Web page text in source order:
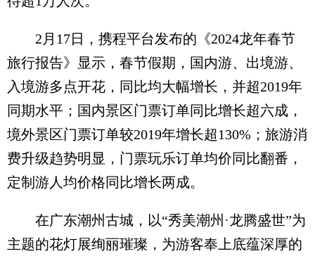
2月17日，携程平台发布的《2024龙年春节
旅行报告》显示，春节假期，国内游、出境游、
入境游多点开花，同比均大幅增长，并超2019年
同期水平；国内景区门票订单同比增长超六成，
境外景区门票订单较2019年增长超130%；旅游消
费升级趋势明显，门票玩乐订单均价同比翻番，
定制游人均价格同比增长两成。
在广东潮州古城，以“秀美潮州·龙腾盛世”为
主题的花灯展绚丽璀璨，为游客奉上底蕴深厚的